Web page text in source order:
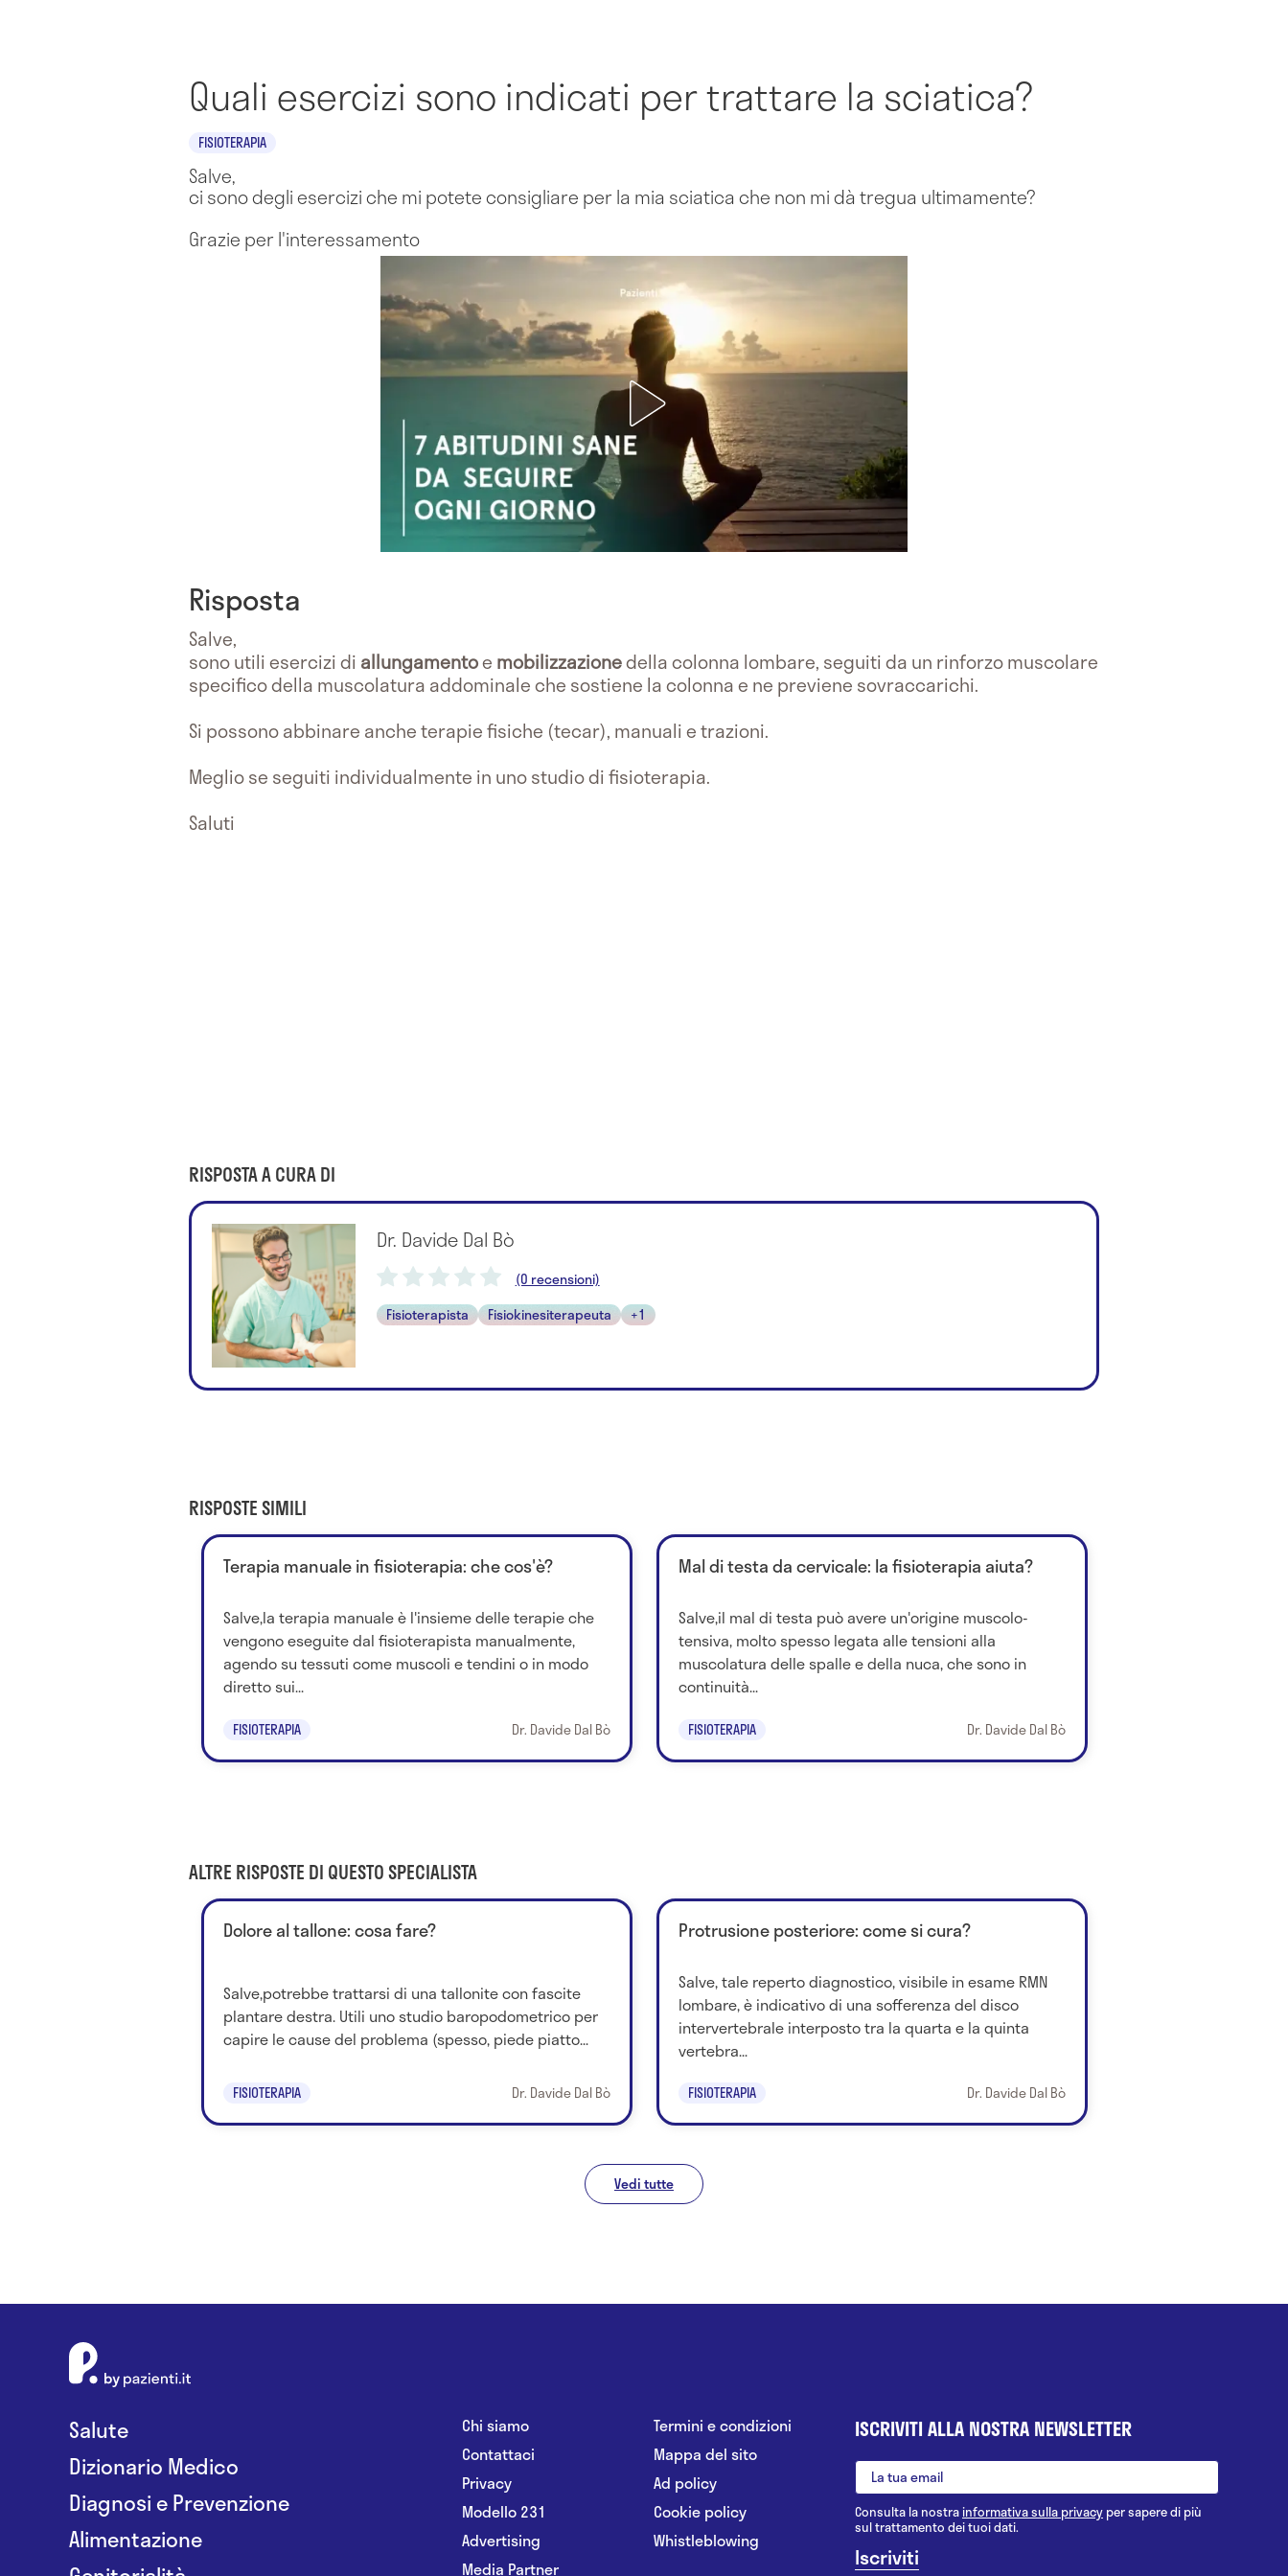
Quali esercizi sono indicati per trattare la sciatica?
FISIOTERAPIA
Salve,
ci sono degli esercizi che mi potete consigliare per la mia sciatica che non mi dà tregua ultimamente?
Grazie per l'interessamento
Risposta
Salve,
sono utili esercizi di allungamentoe mobilizzazionedella colonna lombare, seguiti da un rinforzo muscolare
specifico della muscolatura addominale che sostiene la colonna e ne previene sovraccarichi.
Si possono abbinare anche terapie fisiche (tecar), manuali e trazioni.
Meglio se seguiti individualmente in uno studio di fisioterapia.
Saluti
RISPOSTA A CURA DI
Dr. Davide Dal Bò
(0 recensioni)
Fisioterapista
Fisiokinesiterapeuta +1
RISPOSTE SIMILI
Terapia manuale in fisioterapia: che cos'è?
Salve,la terapia manuale è l'insieme delle terapie che
vengono eseguite dal fisioterapista manualmente,
agendo su tessuti come muscoli e tendini o in modo
diretto sui...
FISIOTERAPIA Dr. Davide Dal Bò
Mal di testa da cervicale: la fisioterapia aiuta?
Salve,il mal di testa può avere un'origine muscolo-
tensiva, molto spesso legata alle tensioni alla
muscolatura delle spalle e della nuca, che sono in
continuità...
FISIOTERAPIA Dr. Davide Dal Bò
ALTRE RISPOSTE DI QUESTO SPECIALISTA
Dolore al tallone: cosa fare?
Salve,potrebbe trattarsi di una tallonite con fascite
plantare destra. Utili uno studio baropodometrico per
capire le cause del problema (spesso, piede piatto...
FISIOTERAPIA Dr. Davide Dal Bò
Protrusione posteriore: come si cura?
Salve, tale reperto diagnostico, visibile in esame RMN
lombare, è indicativo di una sofferenza del disco
intervertebrale interposto tra la quarta e la quinta
vertebra...
FISIOTERAPIA Dr. Davide Dal Bò
Vedi tutte
Salute
Dizionario Medico
Diagnosi e Prevenzione
Alimentazione
Chi siamo
Contattaci
Privacy
Modello 231
Advertising
Media Partner
Termini e condizioni
Mappa del sito
Ad policy
Cookie policy
Whistleblowing
ISCRIVITI ALLA NOSTRA NEWSLETTER
Consulta la nostrainformativa sulla privacy per sapere di più
sul trattamento dei tuoi dati.